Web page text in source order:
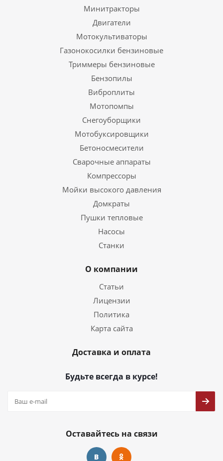
Минитракторы
Двигатели
Мотокультиваторы
Газонокосилки бензиновые
Триммеры бензиновые
Бензопилы
Виброплиты
Мотопомпы
Снегоуборщики
Мотобуксировщики
Бетоносмесители
Сварочные аппараты
Компрессоры
Мойки высокого давления
Домкраты
Пушки тепловые
Насосы
Станки
О компании
Статьи
Лицензии
Политика
Карта сайта
Доставка и оплата
Будьте всегда в курсе!
Оставайтесь на связи